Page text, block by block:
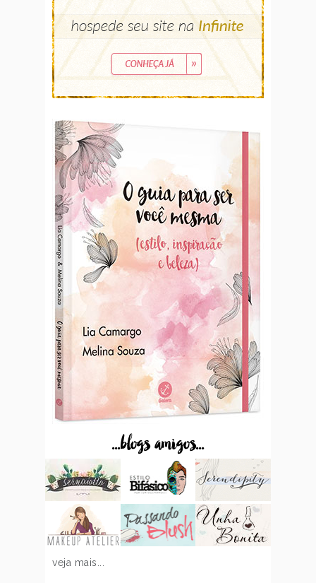
...blogs amigos...
veja mais...